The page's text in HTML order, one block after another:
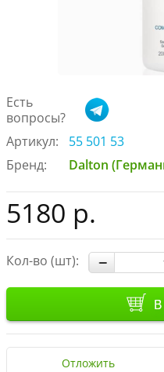
Есть
вопросы?
Артикул:
55 501 53
Бренд:
Dalton
5180 р.
Кол-во (шт):
Отложить